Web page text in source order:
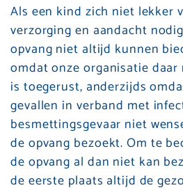
Als een kind zich niet lekker
verzorging en aandacht
opvang niet altijd kunnen
omdat onze organisatie
is toegerust, anderzijds
gevallen in verband met
besmettingsgevaar niet
de opvang bezoekt. Om te
de opvang al dan niet kan
de eerste plaats altijd de